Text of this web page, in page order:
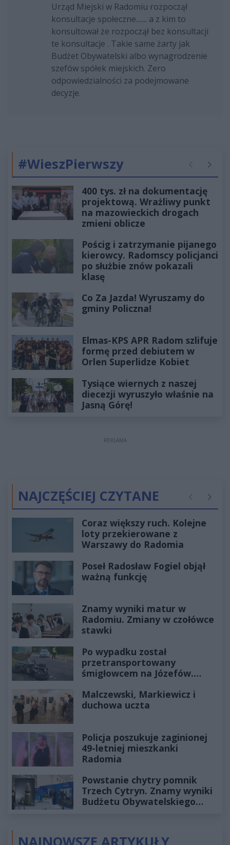
Urząd Miejski w Radomiu rozpoczął
konsultacje społeczne....... a z kim to
konsultował że rozpoczął bez konsultacji
te konsultacje . Takie same żarty jak
Budżet Obywatelski albo wynagrodzenie
szefów spółek miejskich. Zero
odpowiedzialności za podejmowane
decyzje.
#WieszPierwszy Poprzednie
400 tys. zł na dokumentację
projektową. Wrażliwy punkt
na mazowieckich drogach
zmieni oblicze
Pościg i zatrzymanie pijanego
kierowcy. Radomscy policjanci
po służbie znów pokazali
klasę
Co Za Jazda! Wyruszamy do
gminy Policzna!
Elmas-KPS APR Radom szlifuje
formę przed debiutem w
Orlen Superlidze Kobiet
Tysiące wiernych z naszej
diecezji wyruszyło właśnie na
Jasną Górę!
REKLAMA
NAJCZĘŚCIEJ CZYTANE Poprzednie
Coraz większy ruch. Kolejne
loty przekierowane z
Warszawy do Radomia
Poseł Radosław Fogiel objął
ważną funkcję
Znamy wyniki matur w
Radomiu. Zmiany w czołówce
stawki
Po wypadku został
przetransportowany
śmigłowcem na Józefów.
Malczewski, Markiewicz i
duchowa uczta
Policja poszukuje zaginionej
49-letniej mieszkanki
Radomia
Powstanie chytry pomnik
Trzech Cytryn. Znamy wyniki
Budżetu Obywatelskiego